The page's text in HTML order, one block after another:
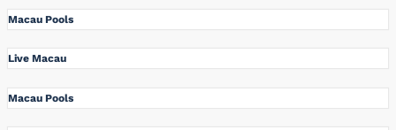
Macau Pools
Live Macau
Macau Pools